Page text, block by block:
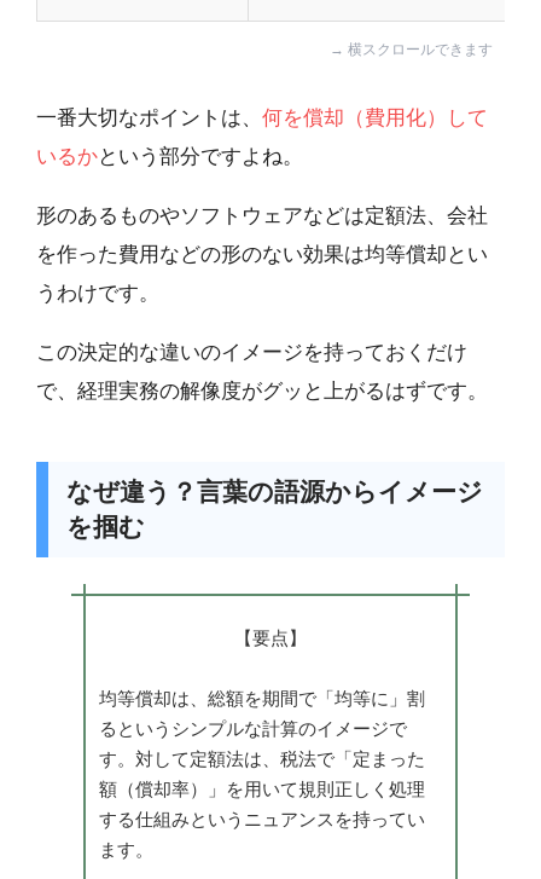
一番大切なポイントは、 何を償却（費用化）して
いるかという部分ですよね。
形のあるものやソフトウェアなどは定額法、会社
を作った費用などの形のない効果は均等償却とい
うわけです。
この決定的な違いのイメージを持っておくだけ
で、経理実務の解像度がグッと上がるはずです。
なぜ違う？言葉の語源からイメージ
を掴む
【要点】
均等償却は、総額を期間で「均等に」割
るというシンプルな計算のイメージで
す。対して定額法は、税法で「定まった
額（償却率）」を用いて規則正しく処理
する仕組みというニュアンスを持ってい
ます。